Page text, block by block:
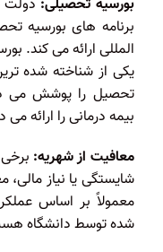
بورسیه تحصیلی: دولت
برنامه های بورسیه
یکی از شناخته شده
تحصیل را پوشش می
بیمه درمانی را ارائه
معافیت از شهریه:
شایستگی یا نیاز
معمولاً بر اساس
شده توسط دانشگاه